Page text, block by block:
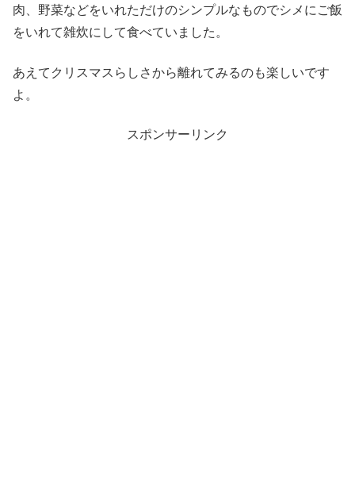
肉、野菜などをいれただけのシンプルなものでシメにご飯
をいれて雑炊にして食べていました。
あえてクリスマスらしさから離れてみるのも楽しいです
よ。
スポンサーリンク